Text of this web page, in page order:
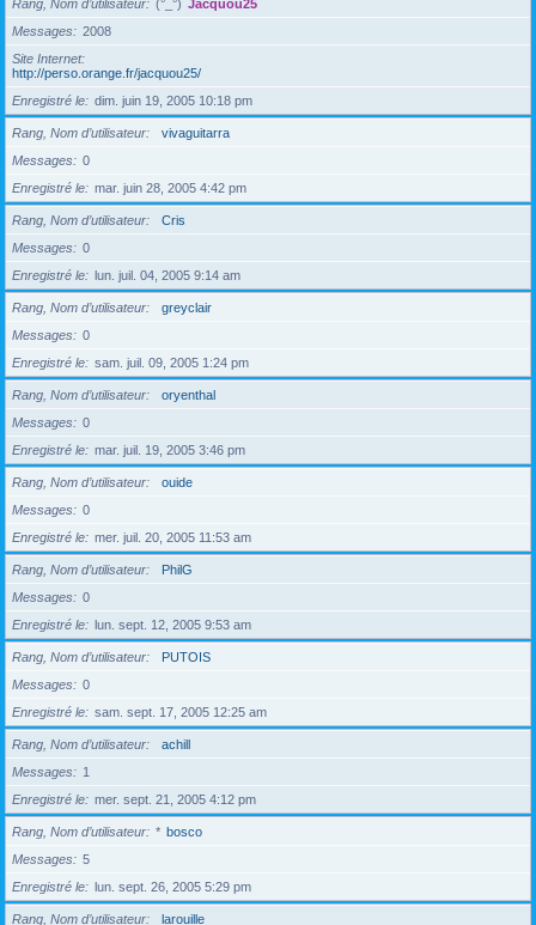
Rang, Nom d’utilisateur (°_°) Jacquou25
Messages
2008
Site Internet
http://perso.orange.fr/jacquou25/
Enregistré le
dim. juin 19, 2005 10:18 pm
Rang, Nom d’utilisateur
vivaguitarra
Messages
0
Enregistré le
mar. juin 28, 2005 4:42 pm
Rang, Nom d’utilisateur
Cris
Messages
0
Enregistré le
lun. juil. 04, 2005 9:14 am
Rang, Nom d’utilisateur
greyclair
Messages
0
Enregistré le
sam. juil. 09, 2005 1:24 pm
Rang, Nom d’utilisateur
oryenthal
Messages
0
Enregistré le
mar. juil. 19, 2005 3:46 pm
Rang, Nom d’utilisateur
ouide
Messages
0
Enregistré le
mer. juil. 20, 2005 11:53 am
Rang, Nom d’utilisateur
PhilG
Messages
0
Enregistré le
lun. sept. 12, 2005 9:53 am
Rang, Nom d’utilisateur
PUTOIS
Messages
0
Enregistré le
sam. sept. 17, 2005 12:25 am
Rang, Nom d’utilisateur
achill
Messages
1
Enregistré le
mer. sept. 21, 2005 4:12 pm
Rang, Nom d’utilisateur * bosco
Messages
5
Enregistré le
lun. sept. 26, 2005 5:29 pm
Rang, Nom d’utilisateur
larouille